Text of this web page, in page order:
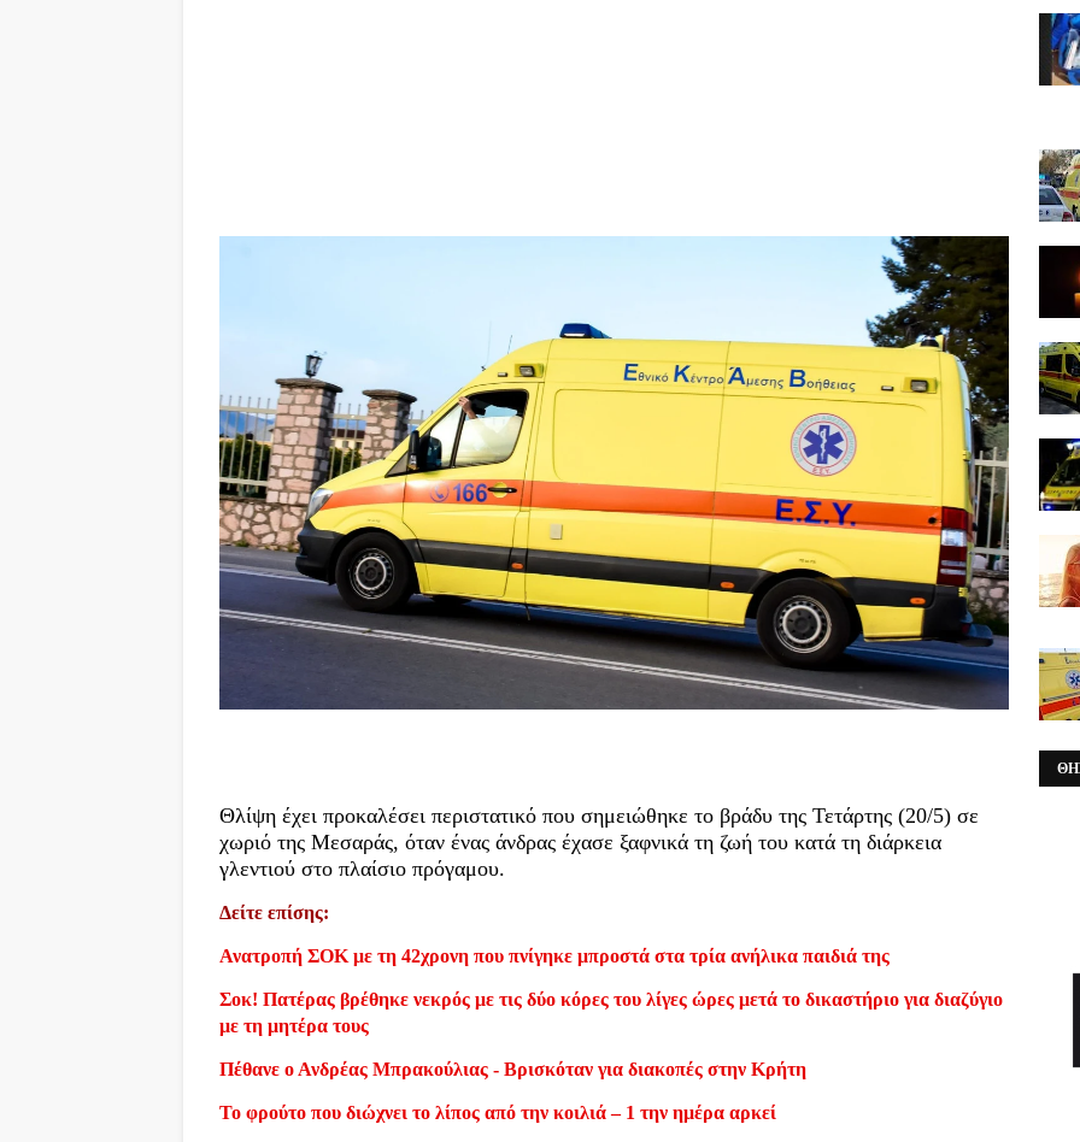
Θλίψη έχει προκαλέσει περιστατικό που σημειώθηκε το βράδυ της Τετάρτης (20/5) σε
χωριό της Μεσαράς, όταν ένας άνδρας έχασε ξαφνικά τη ζωή του κατά τη διάρκεια
γλεντιού στο πλαίσιο πρόγαμου.
Δείτε επίσης:
Ανατροπή ΣΟΚ με τη 42χρονη που πνίγηκε μπροστά στα τρία ανήλικα παιδιά της
Σοκ! Πατέρας βρέθηκε νεκρός με τις δύο κόρες του λίγες ώρες μετά το δικαστήριο για διαζύγιο
με τη μητέρα τους
Πέθανε ο Ανδρέας Μπρακούλιας - Βρισκόταν για διακοπές στην Κρήτη
Το φρούτο που διώχνει το λίπος από την κοιλιά – 1 την ημέρα αρκεί